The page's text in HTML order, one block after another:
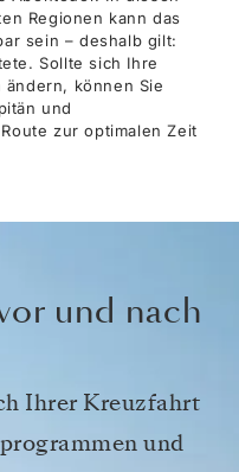
Regionen kann das
sein – deshalb gilt:
Sollte sich Ihre
können Sie
und
zur optimalen Zeit
und nach
Ihrer Kreuzfahrt
und